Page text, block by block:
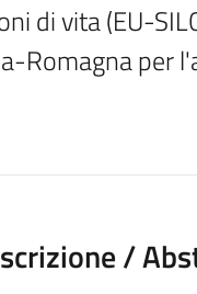
di vita (EU-
Romagna per
/